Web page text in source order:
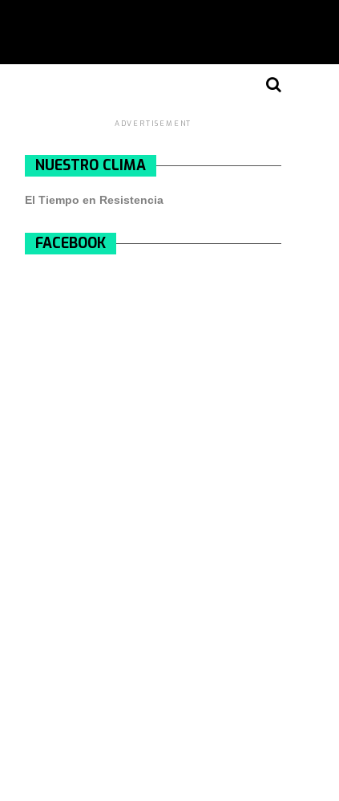
ADVERTISEMENT
NUESTRO CLIMA
El Tiempo en Resistencia
FACEBOOK